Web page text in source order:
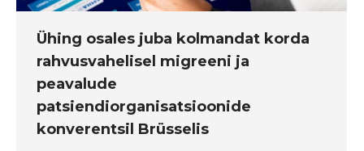
Ühing osales juba kolmandat korda
rahvusvahelisel migreeni ja
peavalude
patsiendiorganisatsioonide
konverentsil Brüsselis